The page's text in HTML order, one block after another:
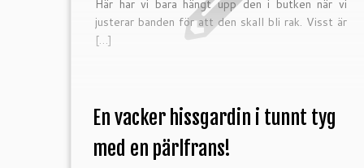
Här har vi bara hängt upp den i butken när vi
justerar banden för att den skall bli rak. Visst är
[…]
En vacker hissgardin i tunnt tyg
med en pärlfrans!